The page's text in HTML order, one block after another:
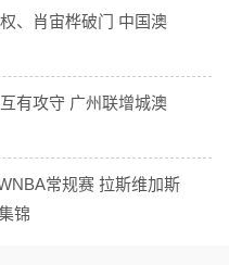
、肖宙桦破门 中国澳
有攻守 广州联增城澳
常规赛 拉斯维加斯
锦